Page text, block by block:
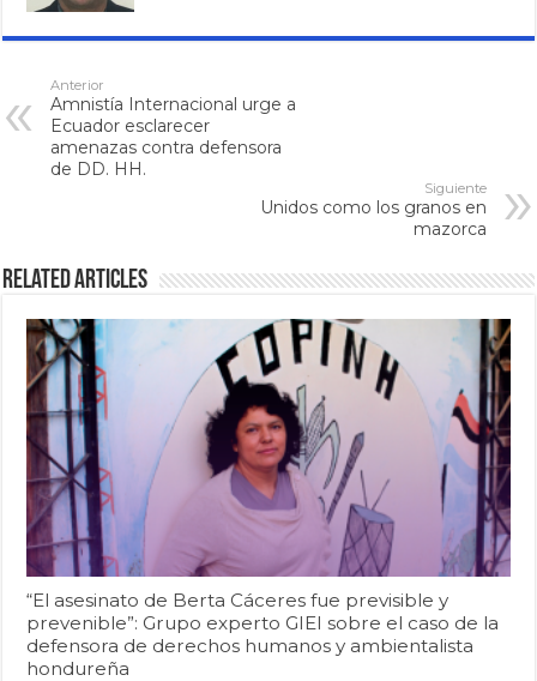
Anterior
Amnistía Internacional urge a
Ecuador esclarecer
amenazas contra defensora
de DD. HH.
Siguiente
Unidos como los granos en
mazorca
Related Articles
“El asesinato de Berta Cáceres fue previsible y
prevenible”: Grupo experto GIEI sobre el caso de la
defensora de derechos humanos y ambientalista
hondureña